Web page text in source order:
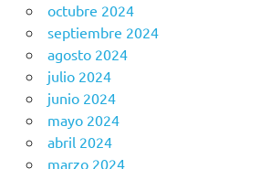
octubre 2024
septiembre 2024
agosto 2024
julio 2024
junio 2024
mayo 2024
abril 2024
marzo 2024